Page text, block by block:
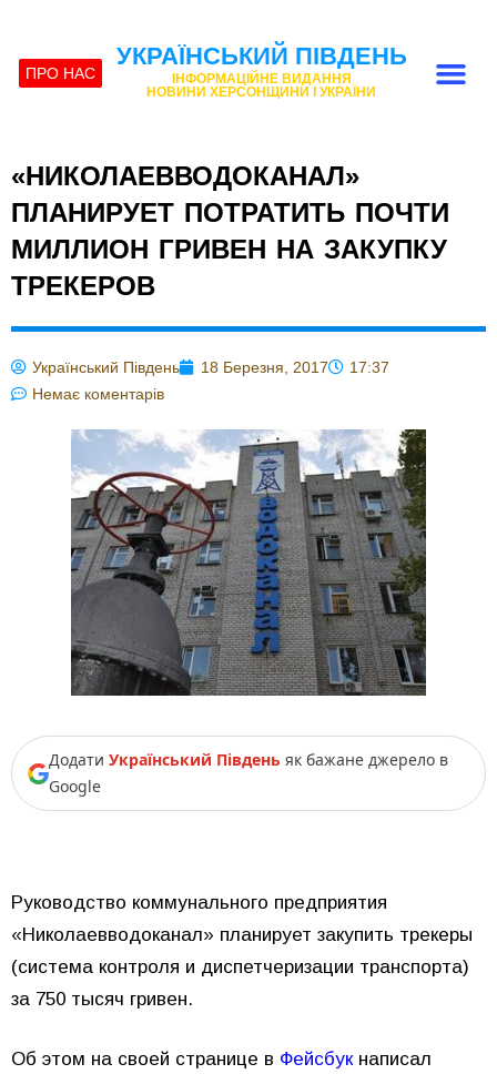
ПРО НАС
УКРАЇНСЬКИЙ ПІВДЕНЬ
ІНФОРМАЦІЙНЕ ВИДАННЯ
НОВИНИ ХЕРСОНЩИНИ І УКРАЇНИ
«НИКОЛАЕВВОДОКАНАЛ»
ПЛАНИРУЕТ ПОТРАТИТЬ ПОЧТИ
МИЛЛИОН ГРИВЕН НА ЗАКУПКУ
ТРЕКЕРОВ
Український Південь 18 Березня, 2017
17:37
Немає коментарів
Додати Український Південь як бажане джерело в
Google
Руководство коммунального предприятия
«Николаевводоканал» планирует закупить трекеры
(система контроля и диспетчеризации транспорта)
за 750 тысяч гривен.
Об этом на своей странице в Фейсбукнаписал